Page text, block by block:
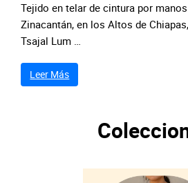
Tejido en telar de cintura por
Zinacantán, en los Altos de
Tsajal Lum …
Leer Más